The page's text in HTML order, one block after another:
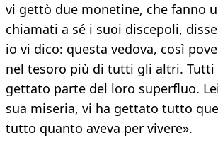
vi gettò due monetine, che fanno
chiamati a sé i suoi discepoli,
io vi dico: questa vedova, così
nel tesoro più di tutti gli altri.
gettato parte del loro superfluo.
sua miseria, vi ha gettato tutto
tutto quanto aveva per vivere».